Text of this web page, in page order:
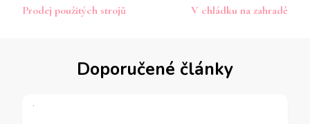
příspěvku
Prodej použitých strojů V chládku na zahradě
Doporučené články